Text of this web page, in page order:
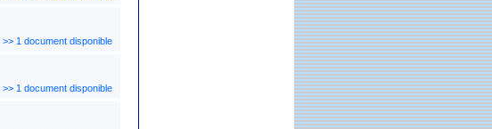
>> 1 document disponible
>> 1 document disponible